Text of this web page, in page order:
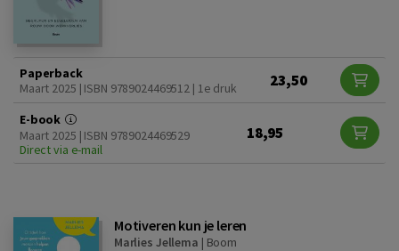
Paperback
Maart 2025 | ISBN 9789024469512 | 1e druk
23,50
E-book
Maart 2025 | ISBN 9789024469529
Direct via e-mail
18,95
Motiveren kun je leren
Marlies Jellema | Boom